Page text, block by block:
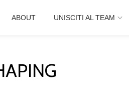
ABOUT UNISCITI AL TEAM